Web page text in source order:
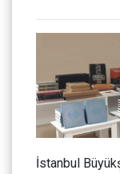
İstanbul